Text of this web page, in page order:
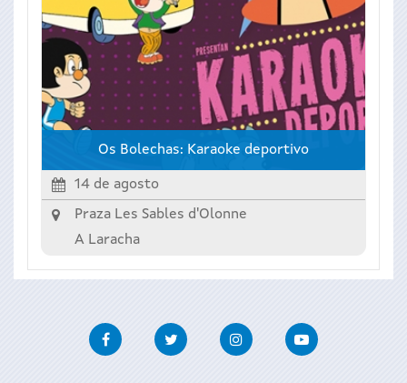
Os Bolechas: Karaoke deportivo
14 de agosto
Praza Les Sables d'Olonne
A Laracha
FacebookTwitter InstagramYoutube